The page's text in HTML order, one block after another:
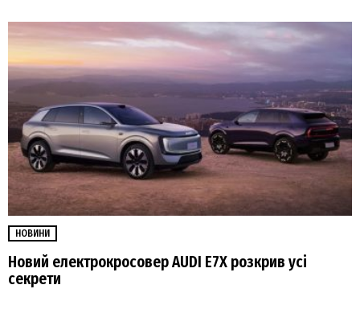
НОВИНИ
Новий електрокросовер AUDI E7X розкрив усі
секрети